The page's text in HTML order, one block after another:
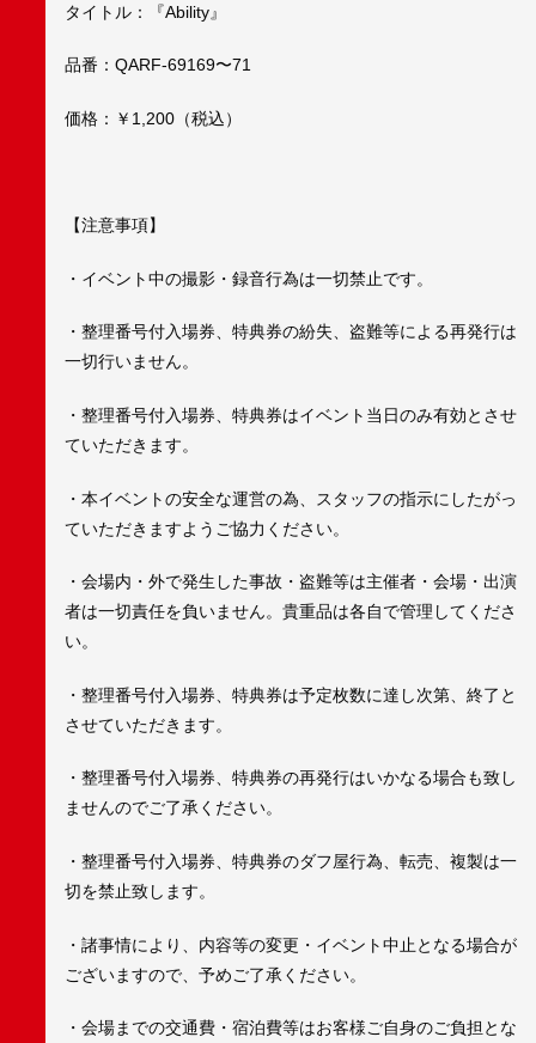
タイトル：『Ability』
品番：QARF-69169〜71
価格：￥1,200（税込）
【注意事項】
・イベント中の撮影・録音行為は一切禁止です。
・整理番号付入場券、特典券の紛失、盗難等による再発行は
一切行いません。
・整理番号付入場券、特典券はイベント当日のみ有効とさせ
ていただきます。
・本イベントの安全な運営の為、スタッフの指示にしたがっ
ていただきますようご協力ください。
・会場内・外で発生した事故・盗難等は主催者・会場・出演
者は一切責任を負いません。貴重品は各自で管理してくださ
い。
・整理番号付入場券、特典券は予定枚数に達し次第、終了と
させていただきます。
・整理番号付入場券、特典券の再発行はいかなる場合も致し
ませんのでご了承ください。
・整理番号付入場券、特典券のダフ屋行為、転売、複製は一
切を禁止致します。
・諸事情により、内容等の変更・イベント中止となる場合が
ございますので、予めご了承ください。
・会場までの交通費・宿泊費等はお客様ご自身のご負担とな